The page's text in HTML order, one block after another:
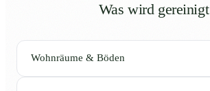
Was wird gereinigt
Wohnräume & Böden